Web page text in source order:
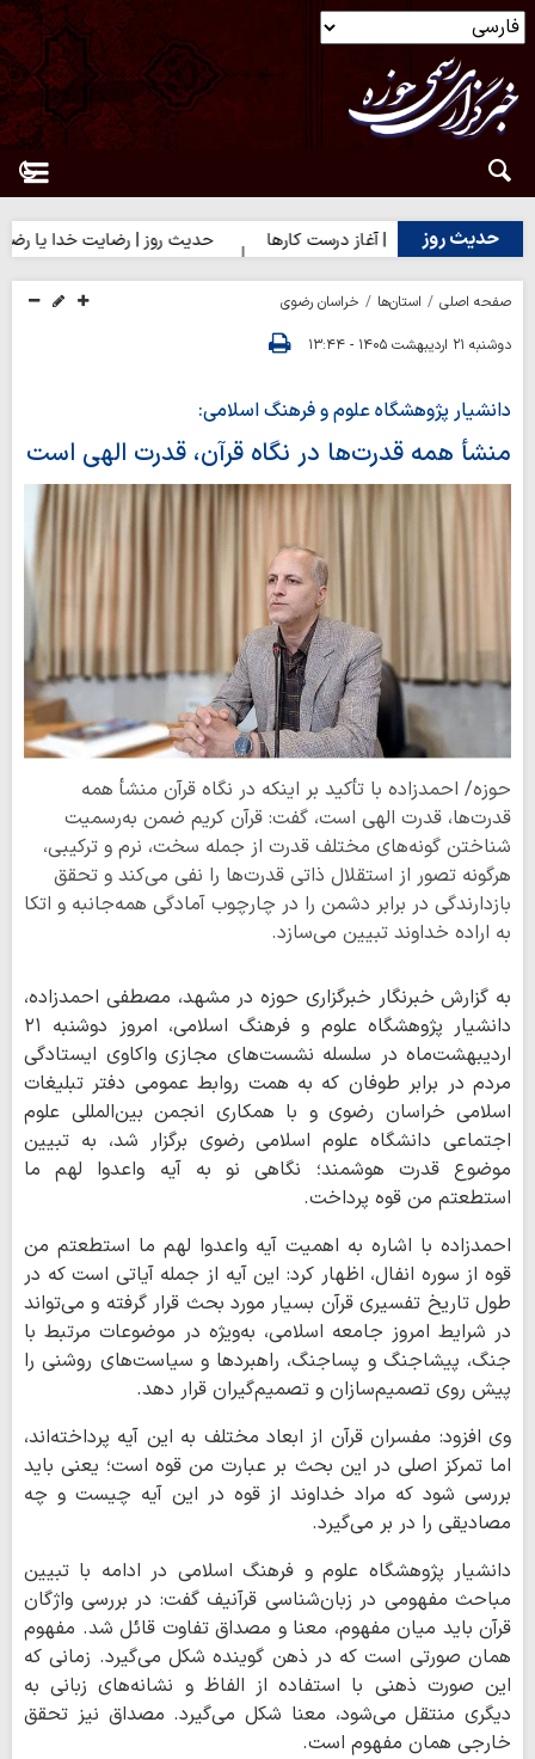
حدیث روز
حدیث روز | آغاز درست کارها حدیث روز | رضایت خدا یا رضایت
صفحه اصلی استان‌ها
خراسان رضوی
دوشنبه ۲۱ اردیبهشت ۱۴۰۵ - ۱۳:۴۴
دانشیار پژوهشگاه علوم و فرهنگ اسلامی:
منشأ همه قدرت‌ها در نگاه قرآن، قدرت الهی است
حوزه/ احمدزاده با تأکید بر اینکه در نگاه قرآن منشأ همه
قدرت‌ها، قدرت الهی است، گفت: قرآن کریم ضمن به‌رسمیت
شناختن گونه‌های مختلف قدرت از جمله سخت، نرم و ترکیبی،
هرگونه تصور از استقلال ذاتی قدرت‌ها را نفی می‌کند و تحقق
بازدارندگی در برابر دشمن را در چارچوب آمادگی همه‌جانبه و اتکا
به اراده خداوند تبیین می‌سازد.
به گزارش خبرنگار خبرگزاری حوزه در مشهد، مصطفی احمدزاده،
دانشیار پژوهشگاه علوم و فرهنگ اسلامی، امروز دوشنبه ۲۱
اردیبهشت‌ماه در سلسله نشست‌های مجازی واکاوی ایستادگی
مردم در برابر طوفان که به همت روابط عمومی دفتر تبلیغات
اسلامی خراسان رضوی و با همکاری انجمن بین‌المللی علوم
اجتماعی دانشگاه علوم اسلامی رضوی برگزار شد، به تبیین
موضوع قدرت هوشمند؛ نگاهی نو به آیه واعدوا لهم ما
استطعتم من قوه پرداخت.
احمدزاده با اشاره به اهمیت آیه واعدوا لهم ما استطعتم من
قوه از سوره انفال، اظهار کرد: این آیه از جمله آیاتی است که در
طول تاریخ تفسیری قرآن بسیار مورد بحث قرار گرفته و می‌تواند
در شرایط امروز جامعه اسلامی، به‌ویژه در موضوعات مرتبط با
جنگ، پیشاجنگ و پساجنگ، راهبردها و سیاست‌های روشنی را
پیش روی تصمیم‌سازان و تصمیم‌گیران قرار دهد.
وی افزود: مفسران قرآن از ابعاد مختلف به این آیه پرداخته‌اند،
اما تمرکز اصلی در این بحث بر عبارت من قوه است؛ یعنی باید
بررسی شود که مراد خداوند از قوه در این آیه چیست و چه
مصادیقی را در بر می‌گیرد.
دانشیار پژوهشگاه علوم و فرهنگ اسلامی در ادامه با تبیین
مباحث مفهومی در زبان‌شناسی قرآنیف گفت: در بررسی واژگان
قرآن باید میان مفهوم، معنا و مصداق تفاوت قائل شد. مفهوم
همان صورتی است که در ذهن گوینده شکل می‌گیرد. زمانی که
این صورت ذهنی با استفاده از الفاظ و نشانه‌های زبانی به
دیگری منتقل می‌شود، معنا شکل می‌گیرد. مصداق نیز تحقق
خارجی همان مفهوم است.